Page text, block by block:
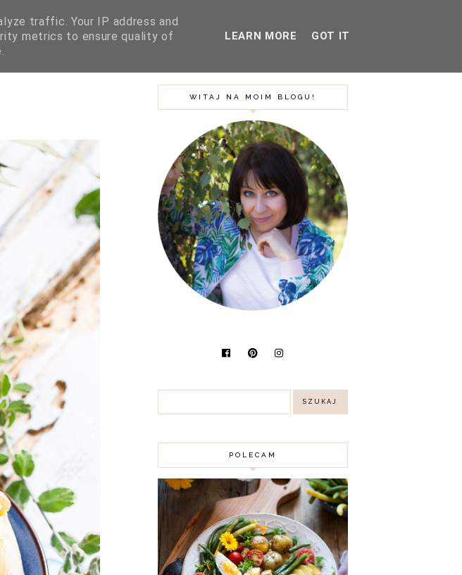
SZUKAJ BLOG PODRÓŻE
WITAJ NA MOIM BLOGU!
POLECAM
traffic. Your IP address and
metrics to ensure quality of
LEARN MORE GOT IT